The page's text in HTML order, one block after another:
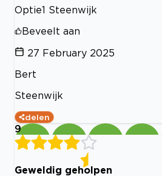
Optie1 Steenwijk
Beveelt aan
27 February 2025
Bert
Steenwijk
delen
9
Geweldig geholpen